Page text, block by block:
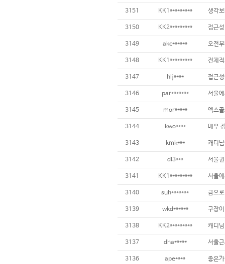
3151 KK1*********
3150 KK2*********
3149 akc******
3148 KK1*********
3147 hlj**** 접근
3146 par*******
3145 mor*****
3144 kwo****
3143 kmk***
3142 dl3***
3141 KK1*********
3140 suh*******
3139 wkd****** 구장
3138 KK2*********
3137 dha*****
3136 ape**** 좋은